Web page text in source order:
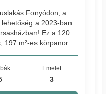
Fonyódon, a
a 2023-ban
Ez a 120
m²-es körpanor...
Emelet
3